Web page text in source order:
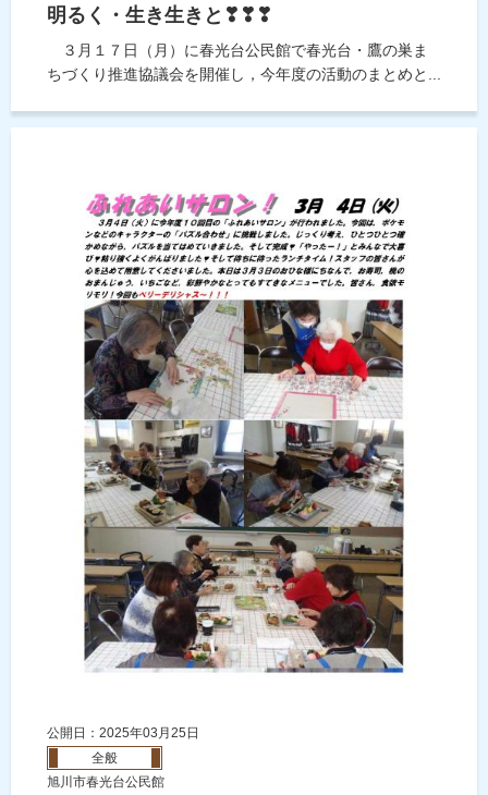
明るく・生き生きと❣❣❣
３月１７日（月）に春光台公民館で春光台・鷹の巣ま
ちづくり推進協議会を開催し，今年度の活動のまとめと...
公開日：2025年03月25日
全般
旭川市春光台公民館